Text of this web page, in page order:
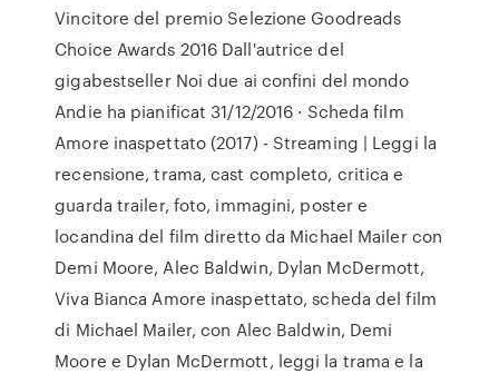
Vincitore del premio Selezione Goodreads
Choice Awards 2016 Dall'autrice del
gigabestseller Noi due ai confini del mondo
Andie ha pianificat 31/12/2016 · Scheda film
Amore inaspettato (2017) - Streaming | Leggi la
recensione, trama, cast completo, critica e
guarda trailer, foto, immagini, poster e
locandina del film diretto da Michael Mailer con
Demi Moore, Alec Baldwin, Dylan McDermott,
Viva Bianca Amore inaspettato, scheda del film
di Michael Mailer, con Alec Baldwin, Demi
Moore e Dylan McDermott, leggi la trama e la